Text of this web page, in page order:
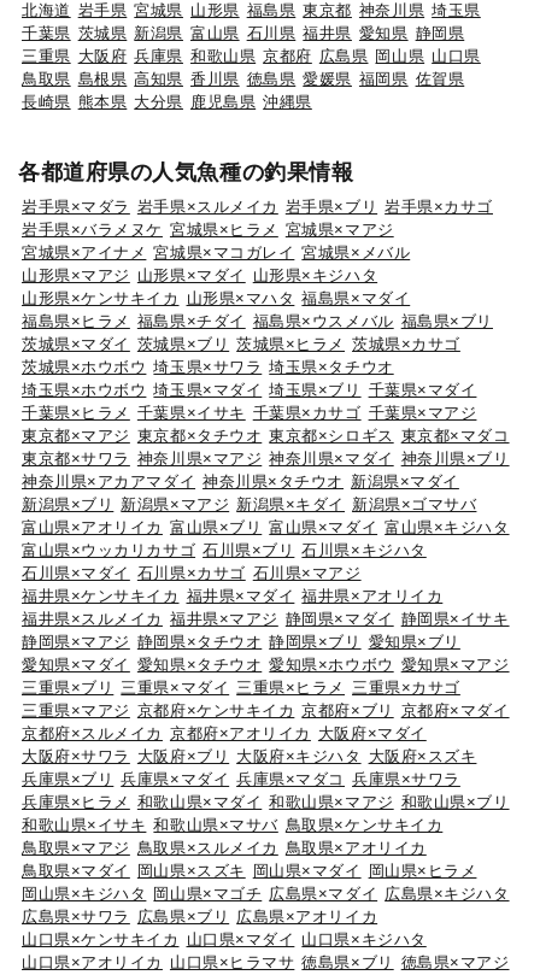
北海道 岩手県 宮城県 山形県 福島県 東京都 神奈川県 埼玉県
千葉県 茨城県 新潟県 富山県 石川県 福井県 愛知県 静岡県
三重県 大阪府 兵庫県 和歌山県 京都府 広島県 岡山県 山口県
鳥取県 島根県 高知県 香川県 徳島県 愛媛県 福岡県 佐賀県
長崎県 熊本県 大分県 鹿児島県 沖縄県
各都道府県の人気魚種の釣果情報
岩手県×マダラ 岩手県×スルメイカ 岩手県×ブリ
岩手県×カサゴ
岩手県×バラメヌケ 宮城県×ヒラメ 宮城県×マアジ
宮城県×アイナメ 宮城県×マコガレイ 宮城県×メバル
山形県×マアジ 山形県×マダイ
山形県×キジハタ
山形県×ケンサキイカ
山形県×マハタ 福島県×マダイ
福島県×ヒラメ 福島県×チダイ 福島県×ウスメバル 福島県×ブリ
茨城県×マダイ 茨城県×ブリ 茨城県×ヒラメ
茨城県×カサゴ
茨城県×ホウボウ 埼玉県×サワラ 埼玉県×タチウオ
埼玉県×ホウボウ 埼玉県×マダイ 埼玉県×ブリ
千葉県×マダイ
千葉県×ヒラメ 千葉県×イサキ 千葉県×カサゴ 千葉県×マアジ
東京都×マアジ 東京都×タチウオ 東京都×シロギス 東京都×マダコ
東京都×サワラ 神奈川県×マアジ 神奈川県×マダイ 神奈川県×ブリ
神奈川県×アカアマダイ 神奈川県×タチウオ 新潟県×マダイ
新潟県×ブリ
新潟県×マアジ 新潟県×キダイ
新潟県×ゴマサバ
富山県×アオリイカ 富山県×ブリ 富山県×マダイ 富山県×キジハタ
富山県×ウッカリカサゴ 石川県×ブリ
石川県×キジハタ
石川県×マダイ 石川県×カサゴ 石川県×マアジ
福井県×ケンサキイカ 福井県×マダイ 福井県×アオリイカ
福井県×スルメイカ 福井県×マアジ 静岡県×マダイ 静岡県×イサキ
静岡県×マアジ 静岡県×タチウオ 静岡県×ブリ
愛知県×ブリ
愛知県×マダイ 愛知県×タチウオ 愛知県×ホウボウ 愛知県×マアジ
三重県×ブリ
三重県×マダイ 三重県×ヒラメ
三重県×カサゴ
三重県×マアジ 京都府×ケンサキイカ 京都府×ブリ
京都府×マダイ
京都府×スルメイカ 京都府×アオリイカ
大阪府×マダイ
大阪府×サワラ
大阪府×ブリ 大阪府×キジハタ
大阪府×スズキ
兵庫県×ブリ
兵庫県×マダイ 兵庫県×マダコ
兵庫県×サワラ
兵庫県×ヒラメ 和歌山県×マダイ 和歌山県×マアジ 和歌山県×ブリ
和歌山県×イサキ 和歌山県×マサバ 鳥取県×ケンサキイカ
鳥取県×マアジ 鳥取県×スルメイカ 鳥取県×アオリイカ
鳥取県×マダイ
岡山県×スズキ 岡山県×マダイ
岡山県×ヒラメ
岡山県×キジハタ
岡山県×マゴチ 広島県×マダイ 広島県×キジハタ
広島県×サワラ
広島県×ブリ
広島県×アオリイカ
山口県×ケンサキイカ
山口県×マダイ 山口県×キジハタ
山口県×アオリイカ
山口県×ヒラマサ 徳島県×ブリ
徳島県×マアジ